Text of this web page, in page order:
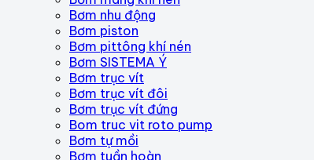
Bơm nhu động
Bơm piston
Bơm pittông khí nén
Bơm SISTEMA Ý
Bơm trục vít
Bơm trục vít đôi
Bơm trục vít đứng
Bom truc vit roto pump
Bơm tự mồi
Bơm tuần hoàn